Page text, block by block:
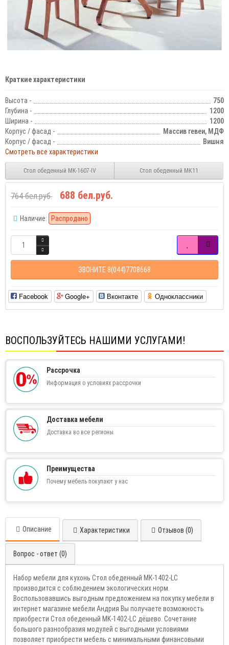
Краткие характеристики
Высота -
750
Глубина -
1200
Ширина -
1200
Корпус / фасад -
Массив гевеи, МДФ
Корпус / фасад -
Вишня
Смотреть все характеристики
Стол обеденный MK-1607-IV Стол обеденный МК11
764 бел.руб. 688 бел.руб.
Наличие: Распродано
ЗВОНИТЕ 8(044)7708668
Facebook Google+ Вконтакте Одноклассники
ВОСПОЛЬЗУЙТЕСЬ НАШИМИ УСЛУГАМИ!
Рассрочка
Информация о условиях рассрочки
Доставка мебели
Доставка во все регионы
Преимущества
Почему мебель покупают у нас
Описание Характеристики Отзывов (0)
Вопрос - ответ (0)
Набор мебели для кухонь Стол обеденный MK-1402-LC
производится с соблюдением экологических норм.
Воспользовавшись выгодным предложением на покупку мебели в
интернет магазине мебели Андрия Вы получаете возможность
приобрести Стол обеденный MK-1402-LC дёшево. Сочетание
большого разнообразия модулей с выгодными условиями
позволяет приобрести мебель с минимальными финансовыми